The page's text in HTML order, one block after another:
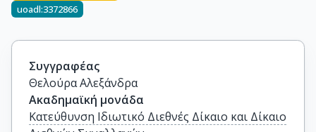
uoadl:3372866
Συγγραφέας
Θελούρα Αλεξάνδρα
Ακαδημαϊκή μονάδα
Κατεύθυνση Ιδιωτικό Διεθνές Δίκαιο και Δίκαιο